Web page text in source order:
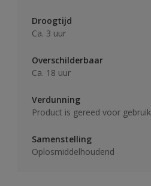
Droogtijd
Ca. 3 uur
Overschilderbaar
Ca. 18 uur
Verdunning
Product is gereed voor gebruik
Samenstelling
Oplosmiddelhoudend